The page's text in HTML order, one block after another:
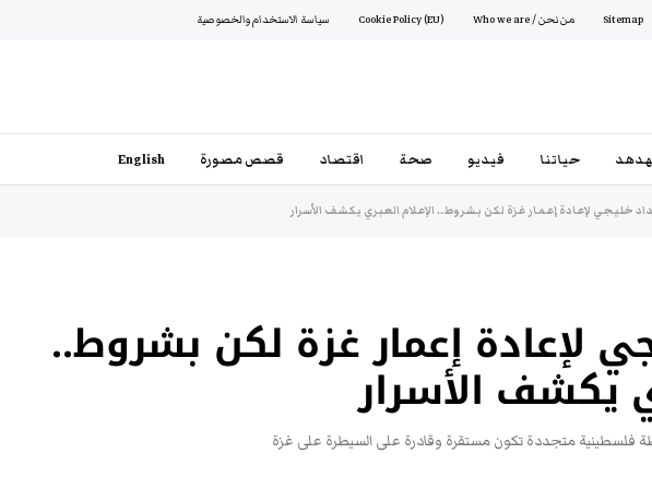
Sitemap من نحن / Who we are Cookie Policy (EU) سياسة الاستخدام والخصوصية
حياتنا فيديو صحة اقتصاد قصص مصورة English
خليجي لإعادة إعمار غزة لكن بشروط.. الإعلام العبري يكشف الأسرار
لإعادة إعمار غزة لكن بشروط..
يكشف الأسرار
فلسطينية متجددة تكون مستقرة وقادرة على السيطرة على غزة